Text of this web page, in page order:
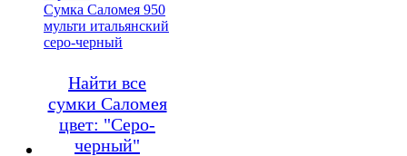
Сумка Саломея 950
мульти итальянский
серо-черный
Найти все
сумки Саломея
цвет: "Серо-
черный"